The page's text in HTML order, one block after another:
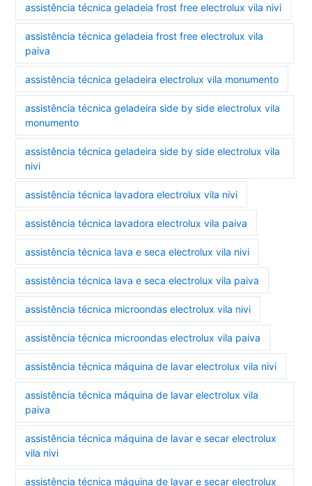
assistência técnica geladeia frost free electrolux vila nivi
assistência técnica geladeia frost free electrolux vila
paiva
assistência técnica geladeira electrolux vila monumento
assistência técnica geladeira side by side electrolux vila
monumento
assistência técnica geladeira side by side electrolux vila
nivi
assistência técnica lavadora electrolux vila nivi
assistência técnica lavadora electrolux vila paiva
assistência técnica lava e seca electrolux vila nivi
assistência técnica lava e seca electrolux vila paiva
assistência técnica microondas electrolux vila nivi
assistência técnica microondas electrolux vila paiva
assistência técnica máquina de lavar electrolux vila nivi
assistência técnica máquina de lavar electrolux vila
paiva
assistência técnica máquina de lavar e secar electrolux
vila nivi
assistência técnica máquina de lavar e secar electrolux